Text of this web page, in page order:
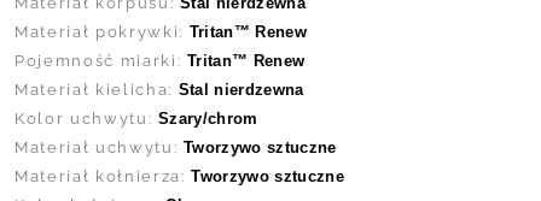
Materiał pokrywki: Tritan™ Renew
Pojemność miarki: Tritan™ Renew
Materiał kielicha: Stal nierdzewna
Kolor uchwytu: Szary/chrom
Materiał uchwytu: Tworzywo sztuczne
Materiał kołnierza:Tworzywo sztuczne